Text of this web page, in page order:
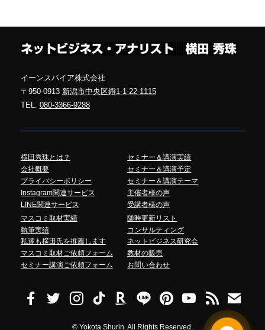
イーンスパイア株式会社
〒950-0913 新潟市中央区鐙1-1-22-1115
TEL. 080-3366-9288
横田秀珠とは？
会社概要
プライバシーポリシー
Instagram関連サービス
LINE関連サービス
セミナー＆講演実績
セミナー＆講演予定
セミナー＆講演テーマ
主催者様の声
受講者様の声
マスコミ取材実績
執筆実績
私達も横田氏を推薦します
マスコミ取材ご依頼フォーム
セミナー講演ご依頼フォーム
随時更新リスト
コンサルティング
ネットビジネス研究会
教材の販売
お問い合わせ
© Yokota Shurin. All Rights Reserved.